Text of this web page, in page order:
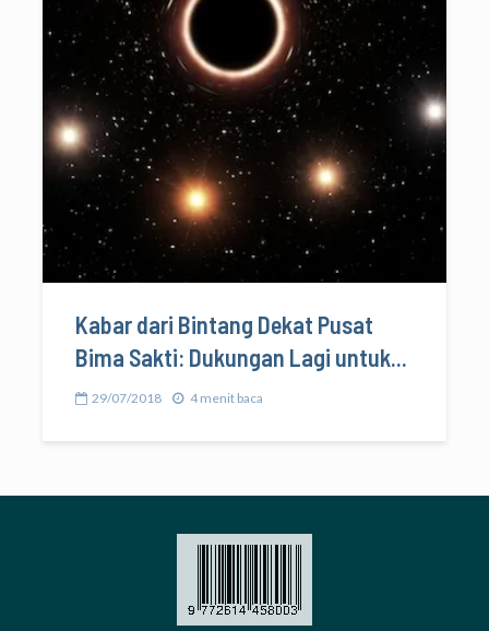
Kabar dari Bintang Dekat Pusat
Bima Sakti: Dukungan Lagi untuk...
29/07/2018 4 menit baca